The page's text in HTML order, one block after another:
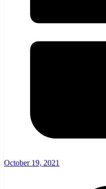
October 19, 2021